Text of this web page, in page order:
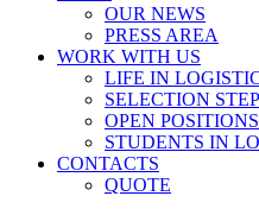
OUR NEWS
PRESS AREA
WORK WITH US
LIFE IN
SELECTION
OPEN POSITIONS
STUDENTS IN
CONTACTS
QUOTE